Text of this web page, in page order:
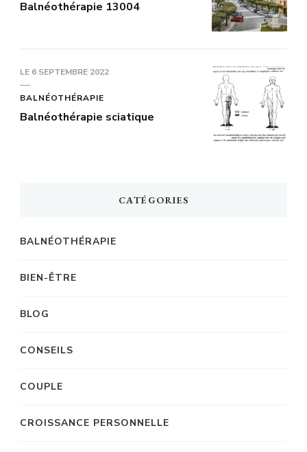
Balnéothérapie 13004
LE 6 SEPTEMBRE 2022
BALNÉOTHÉRAPIE
Balnéothérapie sciatique
CATÉGORIES
BALNÉOTHÉRAPIE
BIEN-ÊTRE
BLOG
CONSEILS
COUPLE
CROISSANCE PERSONNELLE